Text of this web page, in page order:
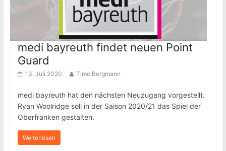
medi bayreuth findet neuen Point
Guard
13. Juli 2020 Timo Bergmann
medi bayreuth hat den nächsten Neuzugang vorgestellt.
Ryan Woolridge soll in der Saison 2020/21 das Spiel der
Oberfranken gestalten.
Weiterlesen